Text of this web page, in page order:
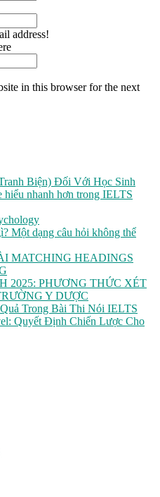
address!
in this browser for the next
Biện) Đối Với Học Sinh
hiểu nhanh hơn trong IELTS
Một dạng câu hỏi không thể
MATCHING HEADINGS
2025: PHƯƠNG THỨC XÉT
Y DƯỢC
Trong Bài Thi Nói IELTS
Quyết Định Chiến Lược Cho